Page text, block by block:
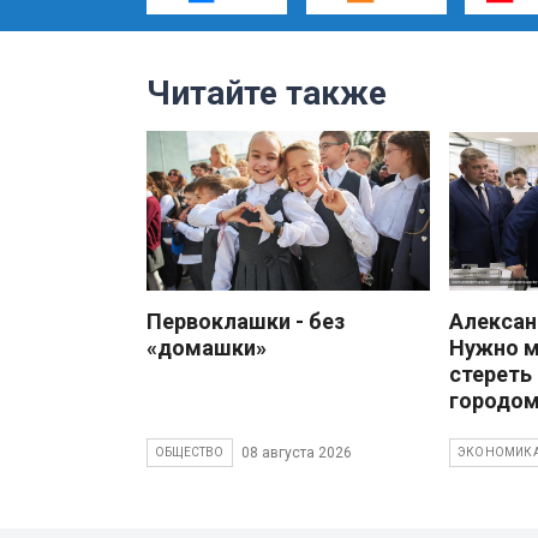
Читайте также
Первоклашки - без
«домашки»
ОБЩЕСТВО 08 августа 2026
Нужно